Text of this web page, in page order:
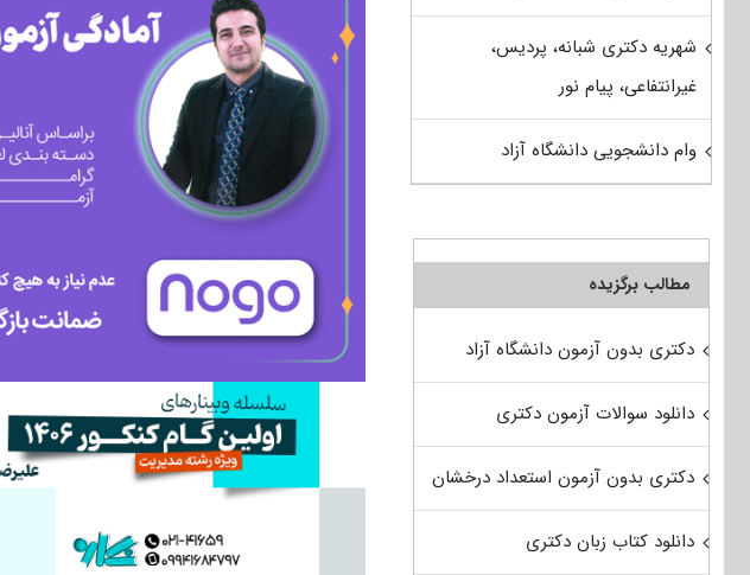
شهریه دکتری شبانه، پردیس،
غیرانتفاعی، پیام نور
وام دانشجویی دانشگاه آزاد
مطالب برگزیده
دکتری بدون آزمون دانشگاه آزاد
دانلود سوالات آزمون دکتری
دکتری بدون آزمون استعداد درخشان
دانلود کتاب زبان دکتری